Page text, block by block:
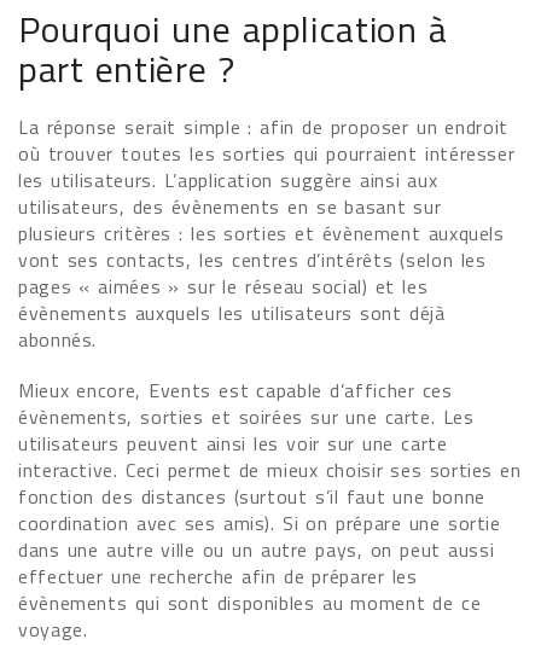
Pourquoi une application à
part entière ?
La réponse serait simple : afin de proposer un endroit
où trouver toutes les sorties qui pourraient intéresser
les utilisateurs. L’application suggère ainsi aux
utilisateurs, des évènements en se basant sur
plusieurs critères : les sorties et évènement auxquels
vont ses contacts, les centres d’intérêts (selon les
pages « aimées » sur le réseau social) et les
évènements auxquels les utilisateurs sont déjà
abonnés.
Mieux encore, Events est capable d’afficher ces
évènements, sorties et soirées sur une carte. Les
utilisateurs peuvent ainsi les voir sur une carte
interactive. Ceci permet de mieux choisir ses sorties en
fonction des distances (surtout s’il faut une bonne
coordination avec ses amis). Si on prépare une sortie
dans une autre ville ou un autre pays, on peut aussi
effectuer une recherche afin de préparer les
évènements qui sont disponibles au moment de ce
voyage.